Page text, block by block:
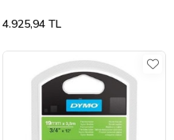
4.925,94 TL